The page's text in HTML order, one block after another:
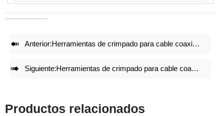
• Peso ligero.
• Tamaño: 600*110*33 mm
 Anterior:Herramientas de crimpado para cable coaxial LX-02H
 Siguiente:Herramientas de crimpado para cable coaxial LX-05H
Productos relacionados